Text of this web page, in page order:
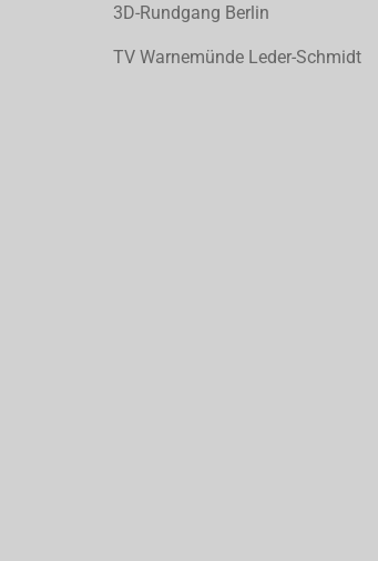
3D-Rundgang Berlin
TV Warnemünde Leder-Schmidt